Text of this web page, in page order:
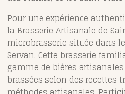
Pour une expérience
la Brasserie Artisanale de
microbrasserie située dans
Servan. Cette brasserie
gamme de bières
brassées selon des recettes